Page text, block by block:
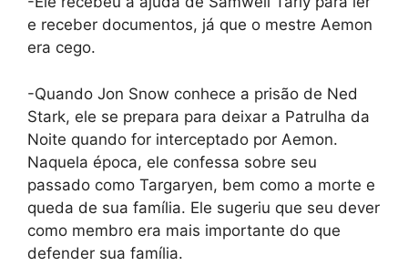
e receber documentos, já que o mestre Aemon
era cego.
-Quando Jon Snow conhece a prisão de Ned
Stark, ele se prepara para deixar a Patrulha da
Noite quando for interceptado por Aemon.
Naquela época, ele confessa sobre seu
passado como Targaryen, bem como a morte e
queda de sua família. Ele sugeriu que seu dever
como membro era mais importante do que
defender sua família.